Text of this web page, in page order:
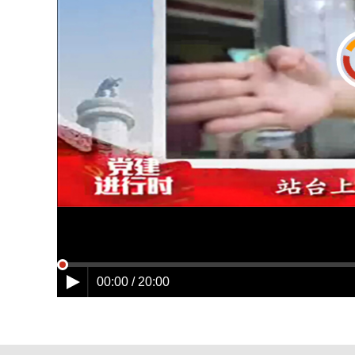
00:00 / 20:00